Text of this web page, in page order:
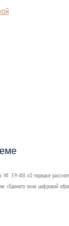
пособия?
59-ФЗ «О порядке
«Единого окна цифровой